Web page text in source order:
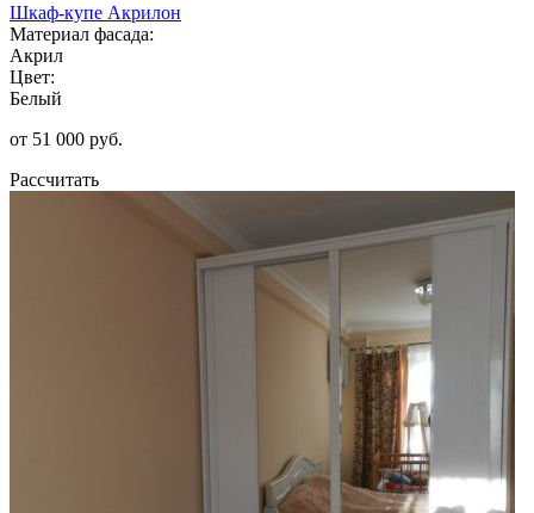
Шкаф-купе Акрилон
Материал фасада:
Акрил
Цвет:
Белый
от 51 000 руб.
Рассчитать